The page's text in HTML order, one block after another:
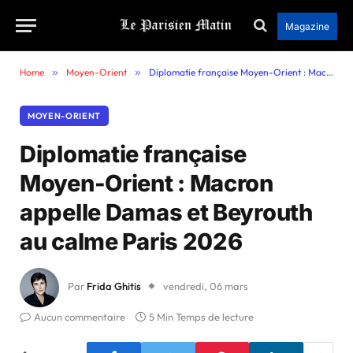
Magazine
Home » Moyen-Orient » Diplomatie française Moyen-Orient : Macron appelle Damas et Beyrouth au calme Paris 2026
MOYEN-ORIENT
Diplomatie française
Moyen-Orient : Macron
appelle Damas et Beyrouth
au calme Paris 2026
Par Frida Ghitis vendredi, 06 mars
Aucun commentaire 5 Min Temps de lecture